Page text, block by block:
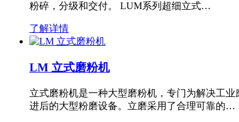
粉碎，分级和交付。 LUM系列超细立式…
了解详情
LM 立式磨粉机
立式磨粉机是一种大型磨粉机，专门为解决工
进后的大型粉磨设备。立磨采用了合理可靠的…